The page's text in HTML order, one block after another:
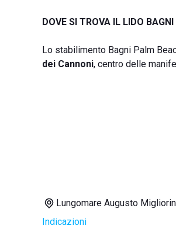
DOVE SI TROVA IL LIDO
Lo stabilimento Bagni Palm
dei Cannoni, centro delle
Lungomare Augusto
Indicazioni